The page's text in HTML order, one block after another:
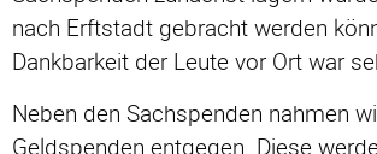
nach Erftstadt gebracht werden
Dankbarkeit der Leute vor Ort war
Neben den Sachspenden nahmen
Geldspenden entgegen. Diese